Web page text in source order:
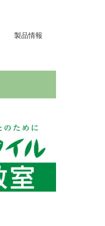
製品情報